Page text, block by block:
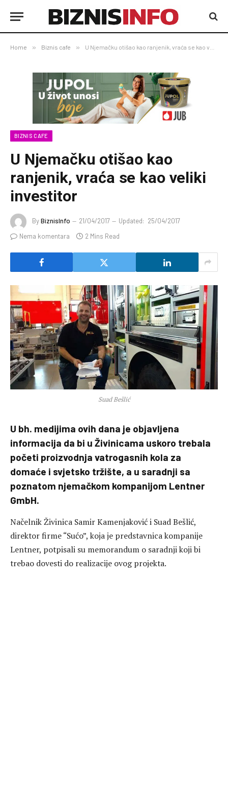
Home » Biznis cafe » U Njemačku otišao kao ranjenik, vraća se kao veliki investitor
BIZNIS CAFE
U Njemačku otišao kao
ranjenik, vraća se kao veliki
investitor
ByBiznisInfo 21/04/2017 Updated: 25/04/2017
Nema komentara
2 Mins Read
Suad Bešlić
U bh. medijima ovih dana je objavljena
informacija da bi u Živinicama uskoro trebala
početi proizvodnja vatrogasnih kola za
domaće i svjetsko tržište, a u saradnji sa
poznatom njemačkom kompanijom Lentner
GmbH.
Načelnik Živinica Samir Kamenjaković i Suad Bešlić,
direktor firme “Sućo”, koja je predstavnica kompanije
Lentner, potpisali su memorandum o saradnji koji bi
trebao dovesti do realizacije ovog projekta.